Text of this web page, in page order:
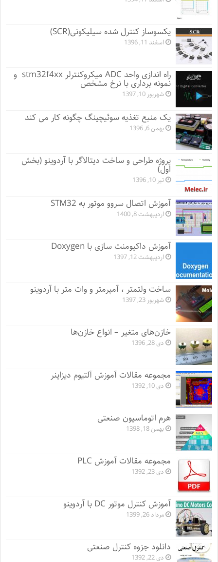
یکسوساز کنترل شده سیلیکونی(SCR)
اسفند 11, 1396
راه اندازی واحد ADC میکروکنترلر stm32f4xx و
نمونه برداری با نرخ مشخص
شهریور 10, 1397
یک منبع تغذیه سوئیچینگ چگونه کار می کند
بهمن 6, 1396
پروژه طراحی و ساخت دیتالاگر با آردوینو (بخش
اول)
تیر 10, 1396
آموزش اتصال سروو موتور به STM32
اردیبهشت 8, 1400
آموزش داکیومنت سازی با Doxygen
اردیبهشت 12, 1397
ساخت ولتمتر ، آمپرمتر و وات متر با آردوینو
شهریور 23, 1397
خازن‌های متغیر – انواع خازن‌ها
دی 28, 1396
مجموعه مقالات آموزش آلتیوم دیزاینر
دی 10, 1392
هرم اتوماسیون صنعتی
بهمن 18, 1398
مجموعه مقالات آموزش PLC
دی 23, 1392
آموزش کنترل موتور DC با آردوینو
مرداد 26, 1399
دانلود جزوه کنترل صنعتی
دی 22, 1392